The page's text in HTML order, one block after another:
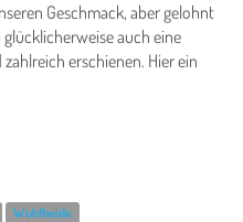
Geschmack, aber gelohnt
auch eine
erschienen. Hier ein
Wuhlheide